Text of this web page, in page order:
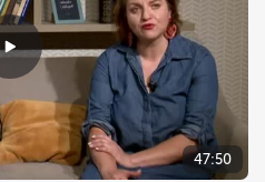
47:50